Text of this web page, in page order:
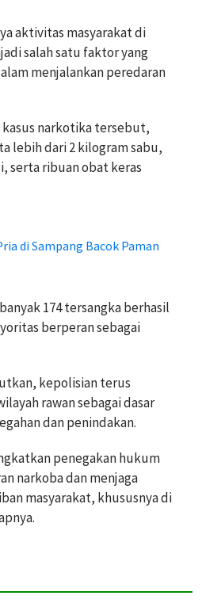
aktivitas masyarakat di
salah satu faktor yang
menjalankan peredaran
narkotika tersebut,
lebih dari 2 kilogram sabu,
serta ribuan obat keras
di Sampang Bacok Paman
174 tersangka berhasil
berperan sebagai
kepolisian terus
rawan sebagai dasar
dan penindakan.
penegakan hukum
narkoba dan menjaga
masyarakat, khususnya di